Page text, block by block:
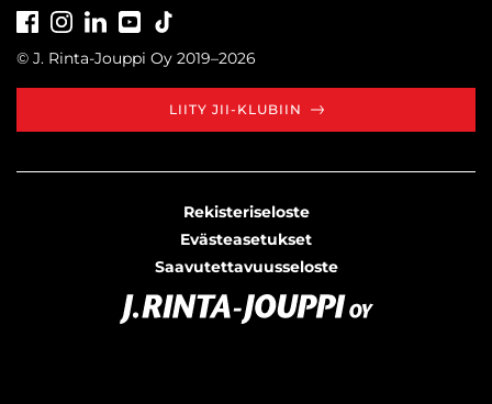
FacebookInstagramLinkedInYoutube
© J. Rinta-Jouppi Oy 2019–2026
LIITY JII-KLUBIIN
Rekisteriseloste
Evästeasetukset
Saavutettavuusseloste